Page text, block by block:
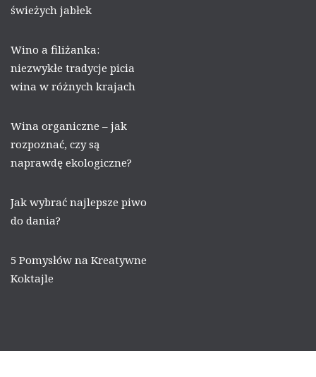
świeżych jabłek
Wino a filiżanka:
niezwykłe tradycje picia
wina w różnych krajach
Wina organiczne – jak
rozpoznać, czy są
naprawdę ekologiczne?
Jak wybrać najlepsze piwo
do dania?
5 Pomysłów na Kreatywne
Koktajle